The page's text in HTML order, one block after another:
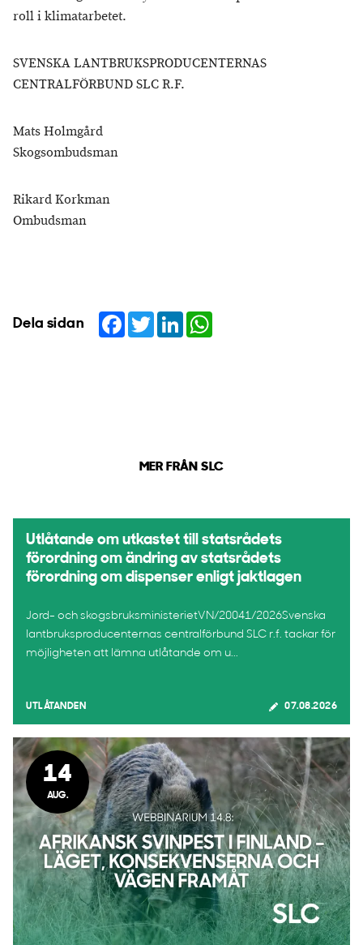
roll i klimatarbetet.
SVENSKA LANTBRUKSPRODUCENTERNAS
CENTRALFÖRBUND SLC R.F.
Mats Holmgård
Skogsombudsman
Rikard Korkman
Ombudsman
Dela sidan Facebook
TwitterLinkedIn
MER FRÅN SLC
Utlåtande om utkastet till statsrådets
förordning om ändring av statsrådets
förordning om dispenser enligt jaktlagen
Jord- och skogsbruksministerietVN/20041/2026Svenska
lantbruksproducenternas centralförbund SLC r.f. tackar för
möjligheten att lämna utlåtande om u...
UTLÅTANDEN 07.08.2026
14
AUG.